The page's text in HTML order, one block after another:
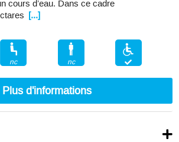
cours d’eau. Dans ce cadre
[...]
nc nc
Plus d'informations